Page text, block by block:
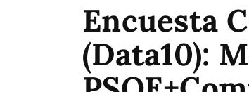
Encuesta
(Data10):